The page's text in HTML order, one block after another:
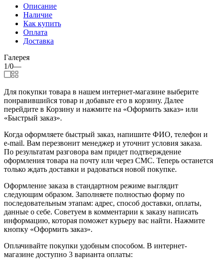
Описание
Наличие
Как купить
Оплата
Доставка
Галерея
1/0—
Для покупки товара в нашем интернет-магазине выберите
понравившийся товар и добавьте его в корзину. Далее
перейдите в Корзину и нажмите на «Оформить заказ» или
«Быстрый заказ».
Когда оформляете быстрый заказ, напишите ФИО, телефон и
e-mail. Вам перезвонит менеджер и уточнит условия заказа.
По результатам разговора вам придет подтверждение
оформления товара на почту или через СМС. Теперь останется
только ждать доставки и радоваться новой покупке.
Оформление заказа в стандартном режиме выглядит
следующим образом. Заполняете полностью форму по
последовательным этапам: адрес, способ доставки, оплаты,
данные о себе. Советуем в комментарии к заказу написать
информацию, которая поможет курьеру вас найти. Нажмите
кнопку «Оформить заказ».
Оплачивайте покупки удобным способом. В интернет-
магазине доступно 3 варианта оплаты: